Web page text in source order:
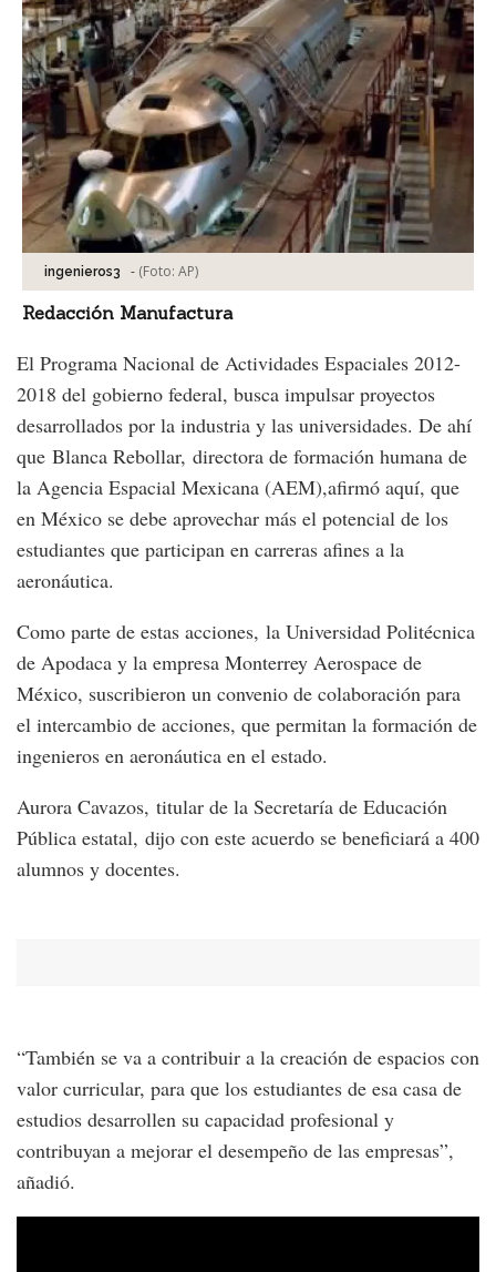
ingenieros3 - (Foto: AP)
Redacción Manufactura
El Programa Nacional de Actividades Espaciales 2012-
2018 del gobierno federal, busca impulsar proyectos
desarrollados por la industria y las universidades. De ahí
que Blanca Rebollar, directora de formación humana de
la Agencia Espacial Mexicana (AEM),afirmó aquí, que
en México se debe aprovechar más el potencial de los
estudiantes que participan en carreras afines a la
aeronáutica.
Como parte de estas acciones, la Universidad Politécnica
de Apodaca y la empresa Monterrey Aerospace de
México, suscribieron un convenio de colaboración para
el intercambio de acciones, que permitan la formación de
ingenieros en aeronáutica en el estado.
Aurora Cavazos, titular de la Secretaría de Educación
Pública estatal, dijo con este acuerdo se beneficiará a 400
alumnos y docentes.
“También se va a contribuir a la creación de espacios con
valor curricular, para que los estudiantes de esa casa de
estudios desarrollen su capacidad profesional y
contribuyan a mejorar el desempeño de las empresas”,
añadió.